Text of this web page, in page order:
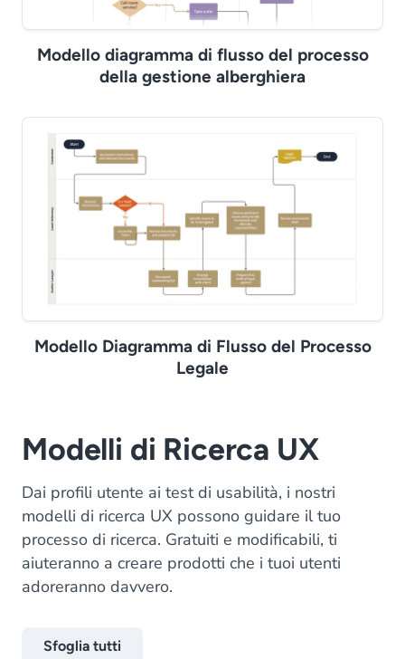
Modello diagramma di flusso del processo
della gestione alberghiera
Modello Diagramma di Flusso del Processo
Legale
Modelli di Ricerca UX
Dai profili utente ai test di usabilità, i nostri
modelli di ricerca UX possono guidare il tuo
processo di ricerca. Gratuiti e modificabili, ti
aiuteranno a creare prodotti che i tuoi utenti
adoreranno davvero.
Sfoglia tutti